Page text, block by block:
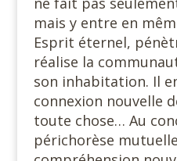
mais y entre en
Esprit éternel,
réalise la
son inhabitation. Il
connexion nouvelle
toute chose… Au
périchorèse